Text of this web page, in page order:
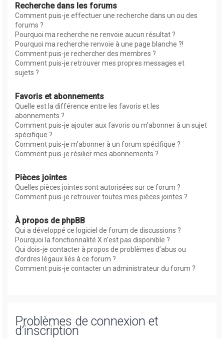
Recherche dans les forums
Comment puis-je effectuer une recherche dans un ou des
forums ?
Pourquoi ma recherche ne renvoie aucun résultat ?
Pourquoi ma recherche renvoie à une page blanche ?!
Comment puis-je rechercher des membres ?
Comment puis-je retrouver mes propres messages et
sujets ?
Favoris et abonnements
Quelle est la différence entre les favoris et les
abonnements ?
Comment puis-je ajouter aux favoris ou m’abonner à un sujet
spécifique ?
Comment puis-je m’abonner à un forum spécifique ?
Comment puis-je résilier mes abonnements ?
Pièces jointes
Quelles pièces jointes sont autorisées sur ce forum ?
Comment puis-je retrouver toutes mes pièces jointes ?
À propos de phpBB
Qui a développé ce logiciel de forum de discussions ?
Pourquoi la fonctionnalité X n’est pas disponible ?
Qui dois-je contacter à propos de problèmes d’abus ou
d’ordres légaux liés à ce forum ?
Comment puis-je contacter un administrateur du forum ?
Problèmes de connexion et
d’inscription